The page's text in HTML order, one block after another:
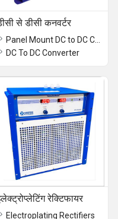
से डीसी कनवर्टर
DC To DC Converter
रेक्टिफायर
Electroplating Rectifiers